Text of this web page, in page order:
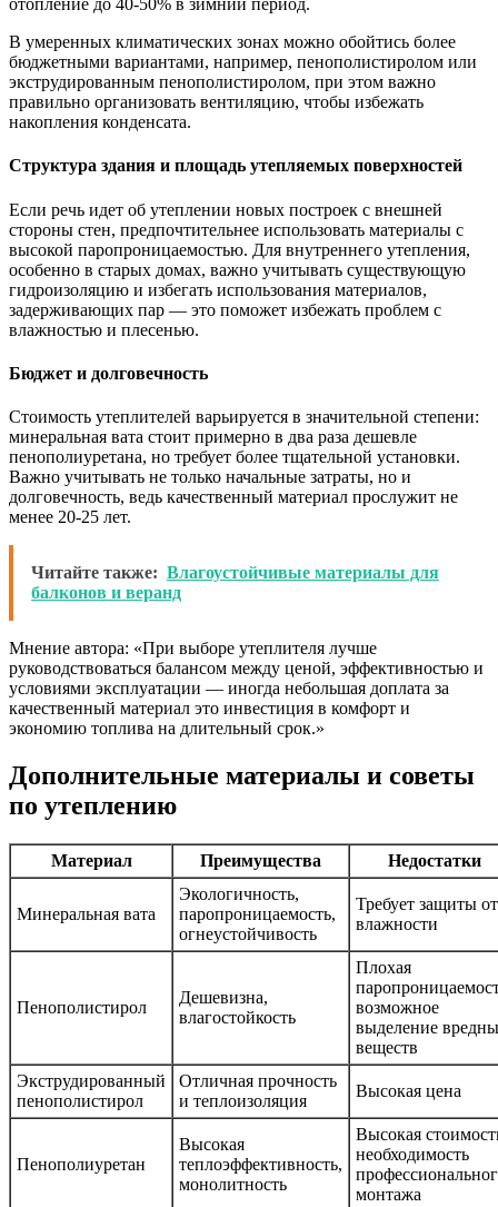
отопление до 40-50% в зимний период.
В умеренных климатических зонах можно обойтись более
бюджетными вариантами, например, пенополистиролом или
экструдированным пенополистиролом, при этом важно
правильно организовать вентиляцию, чтобы избежать
накопления конденсата.
Структура здания и площадь утепляемых поверхностей
Если речь идет об утеплении новых построек с внешней
стороны стен, предпочтительнее использовать материалы с
высокой паропроницаемостью. Для внутреннего утепления,
особенно в старых домах, важно учитывать существующую
гидроизоляцию и избегать использования материалов,
задерживающих пар — это поможет избежать проблем с
влажностью и плесенью.
Бюджет и долговечность
Стоимость утеплителей варьируется в значительной степени:
минеральная вата стоит примерно в два раза дешевле
пенополиуретана, но требует более тщательной установки.
Важно учитывать не только начальные затраты, но и
долговечность, ведь качественный материал прослужит не
менее 20-25 лет.
Читайте также: Влагоустойчивые материалы для
балконов и веранд
Мнение автора: «При выборе утеплителя лучше
руководствоваться балансом между ценой, эффективностью и
условиями эксплуатации — иногда небольшая доплата за
качественный материал это инвестиция в комфорт и
экономию топлива на длительный срок.»
Дополнительные материалы и советы
по утеплению
Материал Преимущества Недостатки
Минеральная вата
Экологичность,
паропроницаемость,
огнеустойчивость
Требует защиты от
влажности
Пенополистирол
Дешевизна,
влагостойкость
Плохая
возможное
выделение
веществ
Экструдированный
пенополистирол
Отличная прочность
и теплоизоляция
Высокая цена
Пенополиуретан
Высокая
теплоэффективность,
монолитность
Высокая
необходимость
монтажа